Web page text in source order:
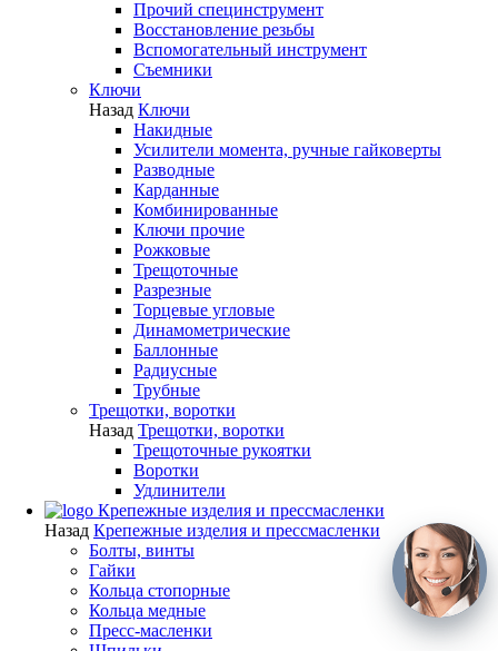
Прочий специнструмент
Восстановление резьбы
Вспомогательный инструмент
Съемники
Ключи
Назад Ключи
Накидные
Усилители момента, ручные гайковерты
Разводные
Карданные
Комбинированные
Ключи прочие
Рожковые
Трещоточные
Разрезные
Торцевые угловые
Динамометрические
Баллонные
Радиусные
Трубные
Трещотки, воротки
Назад Трещотки, воротки
Трещоточные рукоятки
Воротки
Удлинители
Крепежные изделия и прессмасленки
Назад Крепежные изделия и прессмасленки
Болты, винты
Гайки
Кольца стопорные
Кольца медные
Пресс-масленки